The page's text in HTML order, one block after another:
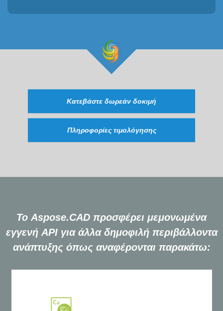
Κατεβάστε δωρεάν δοκιμή
Πληροφορίες τιμολόγησης
Το Aspose.CAD προσφέρει μεμονωμένα
εγγενή API για άλλα δημοφιλή περιβάλλοντα
ανάπτυξης όπως αναφέρονται παρακάτω: